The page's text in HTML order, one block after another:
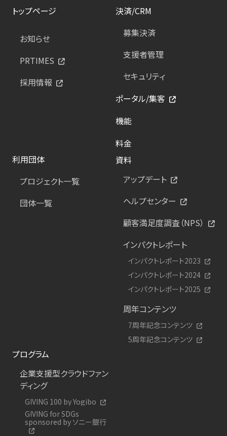
トップページ
お知らせ
PRTIMES
採用情報
決済/CRM
募集決済
支援者管理
セキュリティ
ポータル/集客
機能
料金
利用団体
プロジェクト一覧
団体一覧
資料
アップデート
ヘルプセンター
顧客満足度調査（NPS）
インパクトレポート
インパクトレポート2023
インパクトレポート2024
インパクトレポート2025
周年コンテンツ
7周年記念コンテンツ
5周年記念コンテンツ
プログラム
企業支援型クラウドファン
ディング
GIVING 100 by Yogibo
GIVING for SDGs
sponsored by ソニー銀行